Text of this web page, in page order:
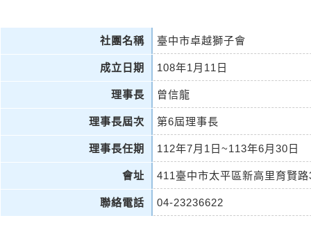
社團名稱 臺中市卓越獅子會
成立日期 108年1月11日
理事長 曾信龍
理事長屆次 第6屆理事長
理事長任期 112年7月1日~113年6月30日
會址 411臺中市太平區新高里育賢
聯絡電話 04-23236622